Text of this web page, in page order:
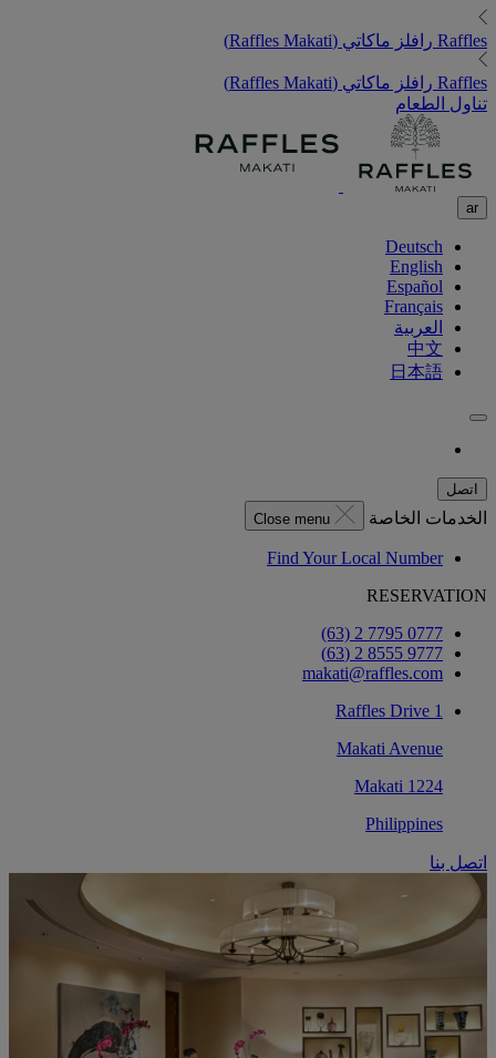
Raffles رافلز ماكاتي (Raffles Makati)
Raffles رافلز ماكاتي (Raffles Makati)
تناول الطعام
ar
Deutsch
English
Español
Français
العربية
中文
日本語
اتصل
الخدمات الخاصة Close menu
Find Your Local Number
RESERVATION
‎(63) 2 7795 0777‏
9777 8555 2 (63)
makati@raffles.com
1 Raffles Drive
Makati Avenue
1224 Makati
Philippines
اتصل بنا